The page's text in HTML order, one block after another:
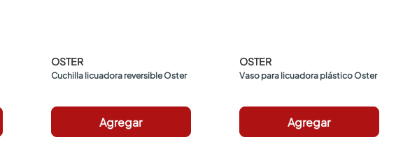
OSTER
Cuchilla licuadora reversible Oster
Agregar
OSTER
Vaso para licuadora plástico Oster
Agregar